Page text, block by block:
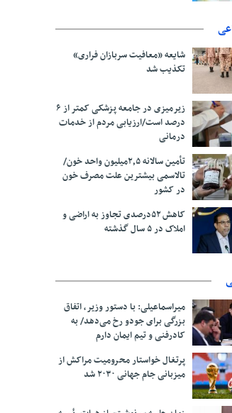
شایعه «معافیت سربازان فراری»
تکذیب شد
زیرمیزی در جامعه پزشکی کمتر از ۶
درصد است/ارزیابی مردم از خدمات
درمانی
تأمین سالانه ۲٫۵میلیون واحد خون/
تالاسمی بیشترین علت مصرف‌ خون
در کشور
کاهش ۵۲درصدی تجاوز به اراضی و
املاک در ۵ سال گذشته
میراسماعیلی: با دستور وزیر، اتفاق
بزرگی برای جودو رخ می‌دهد/ به
کادرفنی و تیم ایمان دارم
پرتغال خواستار محرومیت مراکش از
میزبانی جام جهانی ۲۰۳۰ شد